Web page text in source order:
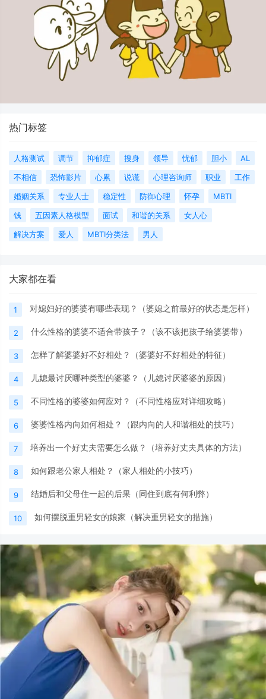
热门标签
人格测试 调节 抑郁症 搜身 领导 忧郁 胆小
AL
不相信
恐怖影片 心累 说谎 心理咨询师 职业
工作
婚姻关系
专业人士 稳定性 防御心理 怀孕
MBTI
钱
五因素人格模型 面试 和谐的关系
女人心
解决方案
爱人 MBTI分类法 男人
大家都在看
1 对媳妇好的婆婆有哪些表现？（婆媳之前最好的状态是怎样）
2 什么性格的婆婆不适合带孩子？（该不该把孩子给婆婆带）
3 怎样了解婆婆好不好相处？（婆婆好不好相处的特征）
4 儿媳最讨厌哪种类型的婆婆？（儿媳讨厌婆婆的原因）
5 不同性格的婆婆如何应对？（不同性格应对详细攻略）
6 婆婆性格内向如何相处？（跟内向的人和谐相处的技巧）
7 培养出一个好丈夫需要怎么做？（培养好丈夫具体的方法）
8 如何跟老公家人相处？（家人相处的小技巧）
9 结婚后和父母住一起的后果（同住到底有何利弊）
10 如何摆脱重男轻女的娘家（解决重男轻女的措施）